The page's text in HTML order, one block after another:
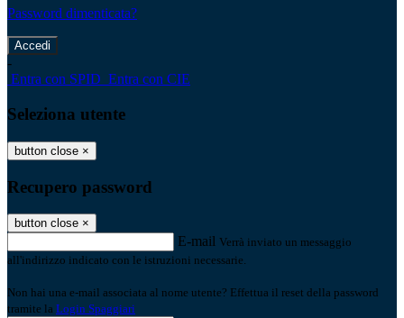
Password dimenticata?
-
Entra con SPID Entra con CIE
Seleziona utente
button close ×
Recupero password
button close ×
E-mail Verrà inviato un messaggio
all'indirizzo indicato con le istruzioni necessarie.
Non hai una e-mail associata al nome utente? Effettua il reset della password
tramite la Login Spaggiari